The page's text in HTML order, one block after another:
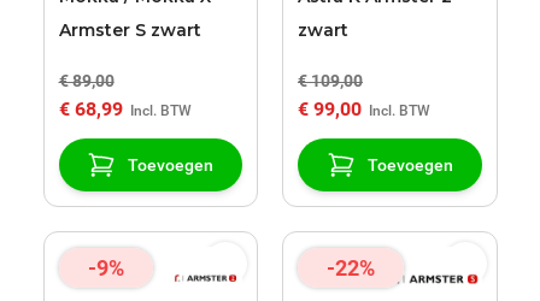
Armster S zwart
€ 89,00
€ 68,99
Toevoegen
zwart
€ 109,00
€ 99,00
Toevoegen
-9% -22%